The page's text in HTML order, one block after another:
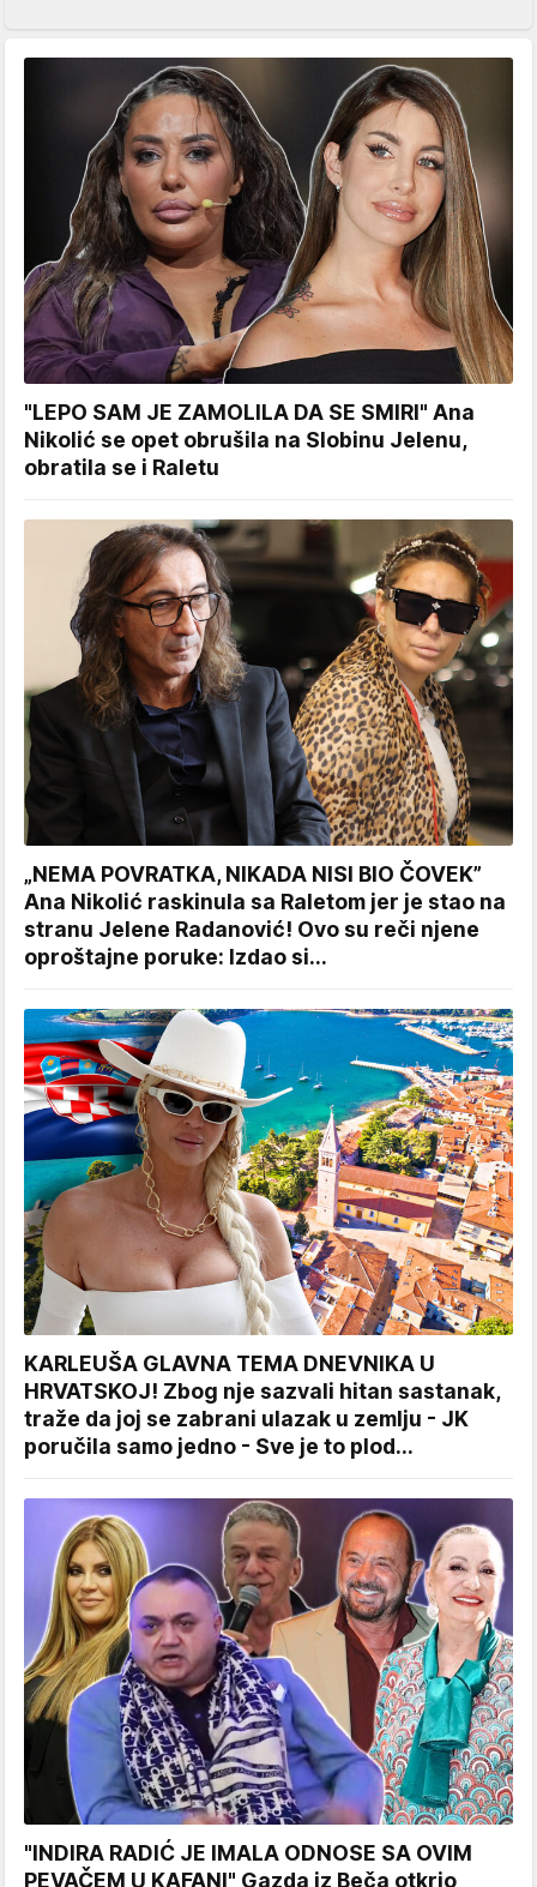
"LEPO SAM JE ZAMOLILA DA SE SMIRI" Ana
Nikolić se opet obrušila na Slobinu Jelenu,
obratila se i Raletu
„NEMA POVRATKA, NIKADA NISI BIO ČOVEK”
Ana Nikolić raskinula sa Raletom jer je stao na
stranu Jelene Radanović! Ovo su reči njene
oproštajne poruke: Izdao si...
KARLEUŠA GLAVNA TEMA DNEVNIKA U
HRVATSKOJ! Zbog nje sazvali hitan sastanak,
traže da joj se zabrani ulazak u zemlju - JK
poručila samo jedno - Sve je to plod...
"INDIRA RADIĆ JE IMALA ODNOSE SA OVIM
PEVAČEM U KAFANI" Gazda iz Beča otkrio